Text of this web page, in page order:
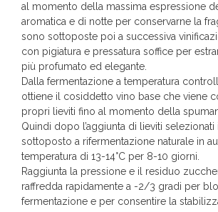
al momento della massima espressione
aromatica e di notte per conservarne la
sono sottoposte poi a successiva
con pigiatura e pressatura soffice per
più profumato ed elegante.
Dalla fermentazione a temperatura
ottiene il cosiddetto vino base che viene
propri lieviti fino al momento della
Quindi dopo l’aggiunta di lieviti
sottoposto a rifermentazione naturale in
temperatura di 13-14°C per 8-10 giorni.
Raggiunta la pressione e il residuo
raffredda rapidamente a -2/3 gradi per
fermentazione e per consentire la